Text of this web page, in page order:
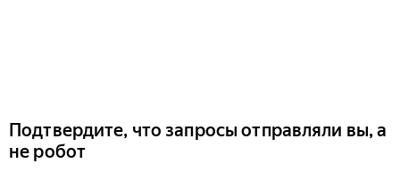
Подтвердите, что запросы отправляли вы, а
не робот